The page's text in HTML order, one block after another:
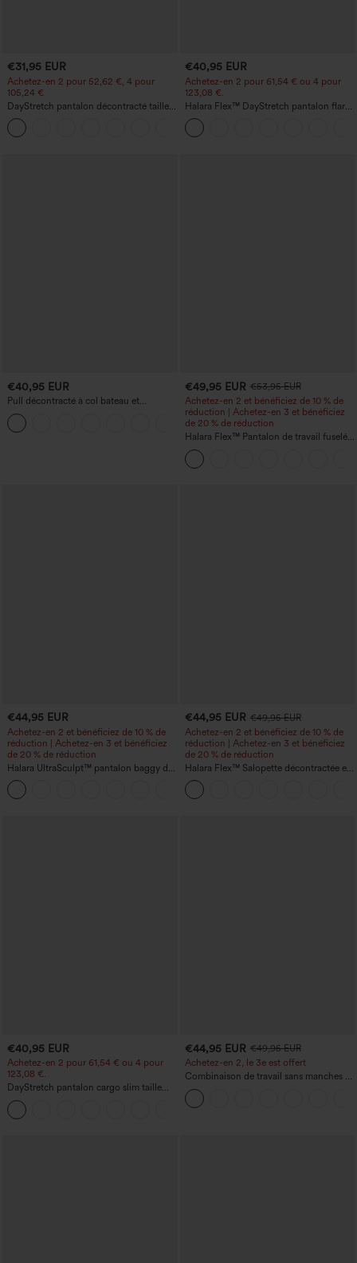
€31,95 EUR
Achetez-en 2 pour 52,62 €, 4 pour
105,24 €
DayStretch pantalon décontracté taille
haute à jambe en forme de tonneau
avec poches
€40,95 EUR
Achetez-en 2 pour 61,54 € ou 4 pour
123,08 €.
Halara Flex™ DayStretch pantalon flare
de travail, taille mi-haute, poche latérale
zippée
€40,95 EUR
Pull décontracté à col bateau et
manches chauve-souris
+1
€49,95 EUR €53,95 EUR
Achetez-en 2 et bénéficiez de 10 % de
réduction | Achetez-en 3 et bénéficiez
de 20 % de réduction
Halara Flex™ Pantalon de travail fuselé,
uni, taille haute, avec poches
€44,95 EUR
Achetez-en 2 et bénéficiez de 10 % de
réduction | Achetez-en 3 et bénéficiez
de 20 % de réduction
Halara UltraSculpt™ pantalon baggy de
yoga taille haute à effet gainant pour le
ventre, à rayures color block, avec
poches
€44,95 EUR €49,95 EUR
Achetez-en 2 et bénéficiez de 10 % de
réduction | Achetez-en 3 et bénéficiez
de 20 % de réduction
Halara Flex™ Salopette décontractée en
denim lavé à encolure en V avec poche
€40,95 EUR
Achetez-en 2 pour 61,54 € ou 4 pour
123,08 €.
DayStretch pantalon cargo slim taille
haute, poches zippées, uni
€44,95 EUR €49,95 EUR
Achetez-en 2, le 3e est offert
Combinaison de travail sans manches à
encolure bateau, côtés noués, toucher
frais, rayée, avec poches — Édition Easy
Peezy